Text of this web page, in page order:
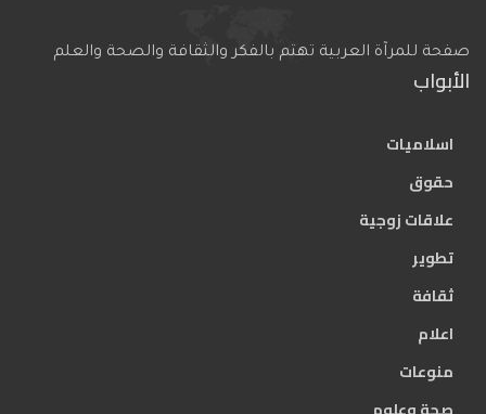
صفحة للمرآة العربية تهتم بالفكر والثقافة والصحة والعلم
الأبواب
اسلاميات
حقوق
علاقات زوجية
تطوير
ثقافة
اعلام
منوعات